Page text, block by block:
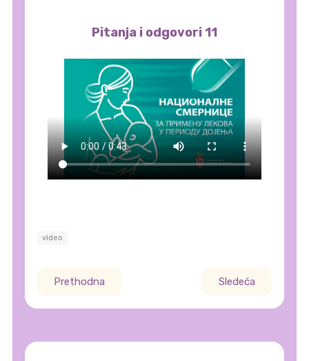
Pitanja i odgovori 11
video
Prethodna Sledeća